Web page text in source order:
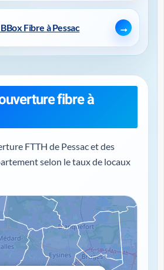
Fibre à Pessac
fibre à
FTTH de Pessac et des
selon le taux de locaux